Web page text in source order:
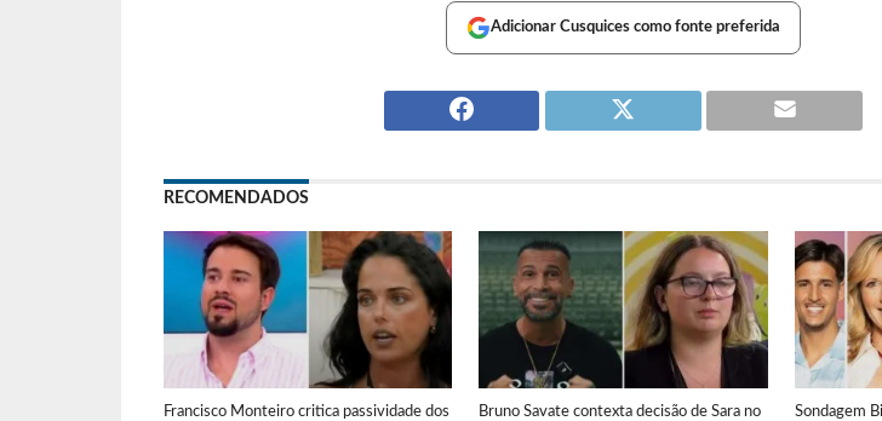
Adicionar Cusquices como fonte preferida
RECOMENDADOS
Francisco Monteiro critica passividade dos
Bruno Savate contexta decisão de Sara no
Sondagem